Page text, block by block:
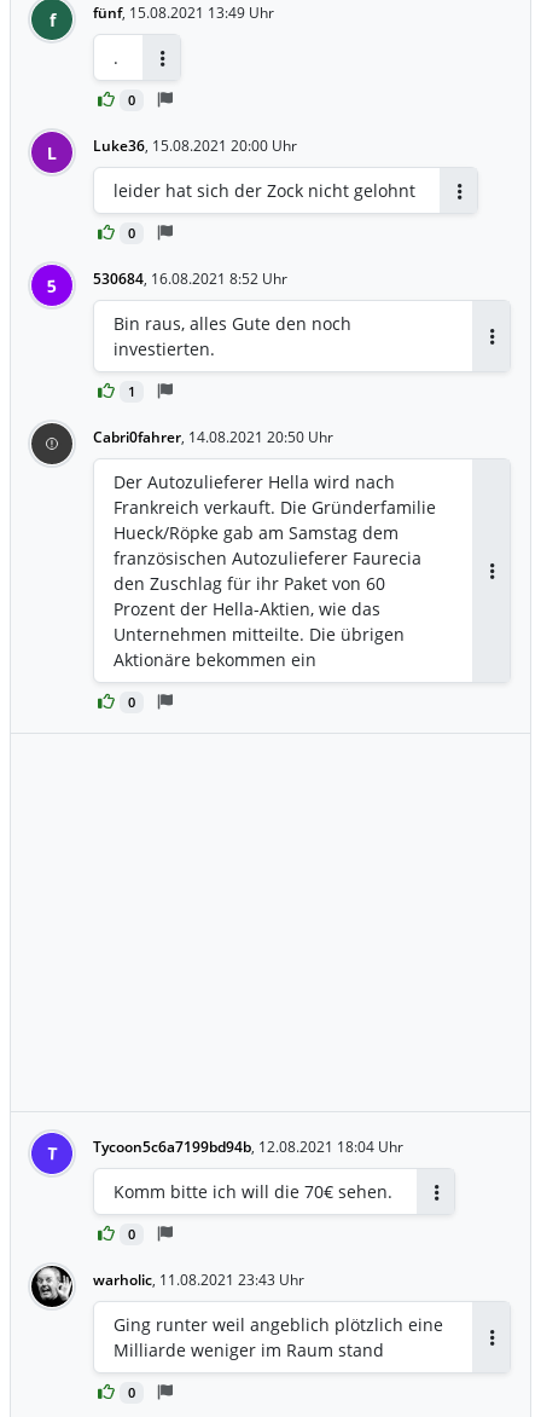
f fünf, 15.08.2021 13:49 Uhr
0
.
L Luke36, 15.08.2021 20:00 Uhr
0
leider hat sich der Zock nicht gelohnt
5 530684, 16.08.2021 8:52 Uhr
1
Bin raus, alles Gute den noch
investierten.
Cabri0fahrer, 14.08.2021 20:50 Uhr
0
Der Autozulieferer Hella wird nach
Frankreich verkauft. Die Gründerfamilie
Hueck/Röpke gab am Samstag dem
französischen Autozulieferer Faurecia
den Zuschlag für ihr Paket von 60
Prozent der Hella-Aktien, wie das
Unternehmen mitteilte. Die übrigen
Aktionäre bekommen ein
Übernahmeangebot über 60 Euro je
Aktie zuzüglich einer Dividende von 96
Cent. Insgesamt wird der Scheinwerfer-
T Tycoon5c6a7199bd94b, 12.08.2021 18:04 Uhr
0
Komm bitte ich will die 70€ sehen.
warholic, 11.08.2021 23:43 Uhr
0
Ging runter weil angeblich plötzlich eine
Milliarde weniger im Raum stand